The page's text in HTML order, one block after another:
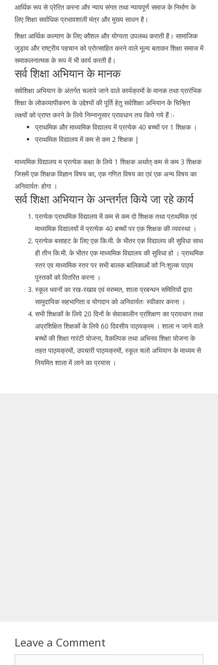
आर्थिक रूप से प्रेरित करना और न्याय संगत तथा न्यायपूर्ण समाज के निर्माण के
लिए शिक्षा सर्वाधिक प्रभावशाली मंत्र और मुख्य साधन है।
शिक्षा आर्थिक कल्याण के लिए कौशल और योग्यता उपलब्ध कराती है। सामाजिक
जुड़ाव और राष्ट्रीय पहचान को प्रोत्साहित करने वाले मूल्य बताकर शिक्षा समाज में
समाकलनात्मक के रूप में भी कार्य करती है।
सर्व शिक्षा अभियान के मानक
सर्वशिक्षा अभियान के अंतर्गत चलाये जाने वाले कार्यक्रमों के मानक तथा प्रारंभिक
शिक्षा के लोकव्यापीकरण के उद्देश्यों की पूर्ति हेतु सर्वशिक्षा अभियान के चिन्हित
लक्ष्यों को प्राप्त करने के लिये निम्नानुसार प्रावधान तय किये गये हैं :-
प्राथमिक और माध्यमिक विद्यालय में प्रत्येक 40 बच्चों पर 1 शिक्षक ।
प्राथमिक विद्यालय में कम से कम 2 शिक्षक |
माध्यमिक विद्यालय म प्रत्येक कक्षा के लिये 1 शिक्षक अर्थात् कम से कम 3 शिक्षक
जिसमें एक शिक्षक विज्ञान विषय का, एक गणित विषय का एवं एक अन्य विषय का
अनिवार्यतः होगा ।
सर्व शिक्षा अभियान के अन्तर्गत किये जा रहे कार्य
प्रत्येक प्राथमिक विद्यालय में कम से कम दो शिक्षक तथा प्राथमिक एवं
माध्यमिक विद्यालयों में प्रत्येक 40 बच्चों पर एक शिक्षक की व्यवस्था ।
प्रत्येक बसाहट के लिए एक कि.मी. के भीतर एक विद्यालय की सुविधा साथ
ही तीन कि.मी. के भीतर एक माध्यमिक विद्यालय की सुविधा हो । प्राथमिक
स्तर एव माध्यमिक स्तर पर सभी बालक बालिकाओं को निःशुल्क पाठ्य
पुस्तकों को वितरित करना ।
स्कूल भवनों का रख-रखाव एवं मरम्मत, शाला प्रबन्धन समितियों द्वारा
सामुदायिक सहभागिता व योगदान को अनिवार्यतः स्वीकार करना ।
सभी शिक्षकों के लिये 20 दिनों के सेवाकालीन प्रशिक्षण का प्रावधान तथा
अप्रशिक्षित शिक्षकों के लिये 60 दिवसीय पाठ्यक्रम । शाला न जाने वाले
बच्चों की शिक्षा गारंटी योजना, वैकल्पिक तथा अभिनव शिक्षा योजना के
तहत पाठ्यक्रमों, उपचारी पाठ्यक्रमों, स्कूल चलो अभियान के माध्यम से
नियमित शाला में लाने का प्रयास ।
Leave a Comment